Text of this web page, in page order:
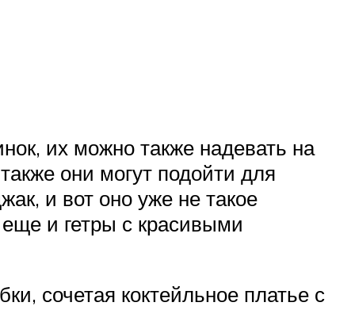
их можно также надевать на
они могут подойти для
и вот оно уже не такое
и гетры с красивыми
сочетая коктейльное платье с